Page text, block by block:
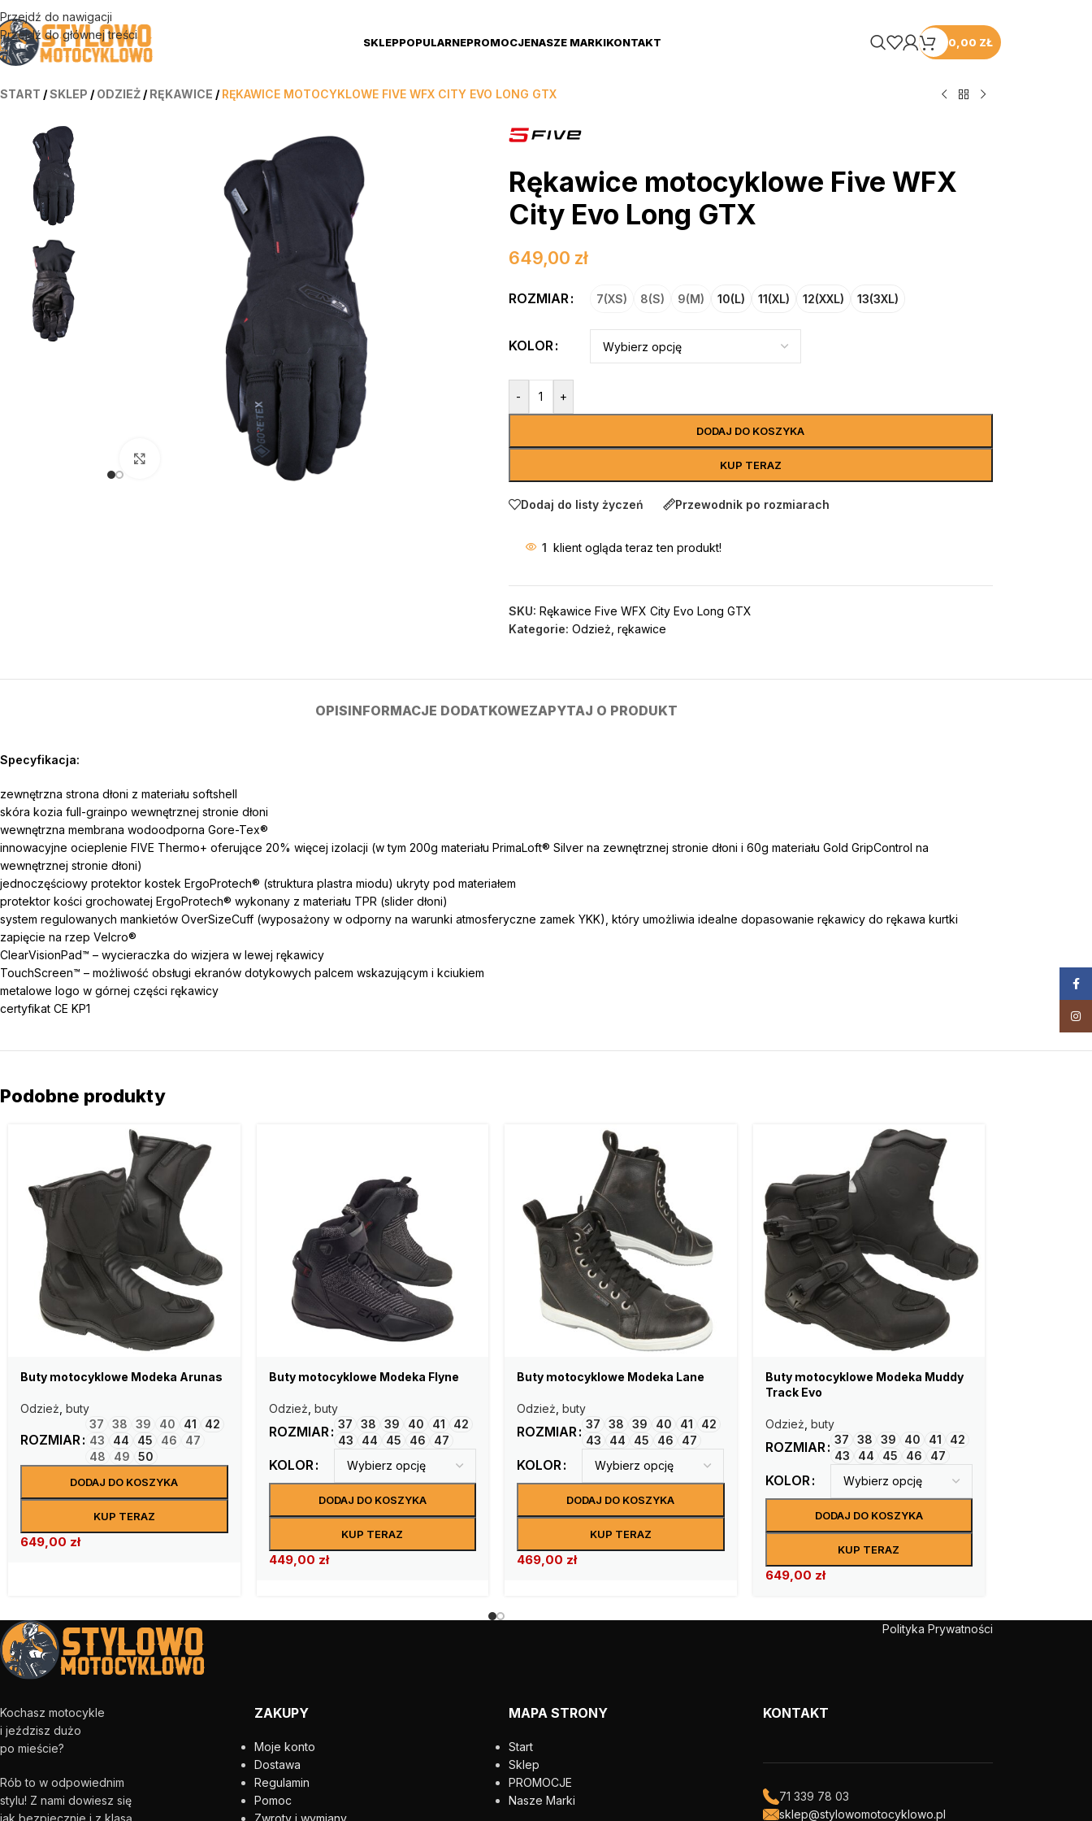
Przejdź do nawigacji
Przejdź do głównej treści
SKLEPPOPULARNEPROMOCJENASZE MARKIKONTAKT 0,00 ZŁ
START /SKLEP / ODZIEŻ / RĘKAWICE / RĘKAWICE MOTOCYKLOWE FIVE WFX CITY EVO LONG GTX
kliknij aby powiększyć
Rękawice motocyklowe Five WFX
City Evo Long GTX
649,00 zł
ROZMIAR 7(XS) 8(S) 9(M) 10(L) 11(XL) 12(XXL) 13(3XL)
KOLOR
- +
DODAJ DO KOSZYKA
KUP TERAZ
Dodaj do listy życzeń Przewodnik po rozmiarach
1 klient ogląda teraz ten produkt!
SKU: Rękawice Five WFX City Evo Long GTX
Kategorie: Odzież rękawice
OPISINFORMACJE DODATKOWEZAPYTAJ O PRODUKT
Specyfikacja:
zewnętrzna strona dłoni z materiału softshell
skóra kozia full-grainpo wewnętrznej stronie dłoni
wewnętrzna membrana wodoodporna Gore-Tex®
innowacyjne ocieplenie FIVE Thermo+ oferujące 20% więcej izolacji (w tym 200g materiału PrimaLoft® Silver na zewnętrznej stronie dłoni i 60g materiału Gold GripControl na
wewnętrznej stronie dłoni)
jednoczęściowy protektor kostek ErgoProtech® (struktura plastra miodu) ukryty pod materiałem
protektor kości grochowatej ErgoProtech® wykonany z materiału TPR (slider dłoni)
system regulowanych mankietów OverSizeCuff (wyposażony w odporny na warunki atmosferyczne zamek YKK), który umożliwia idealne dopasowanie rękawicy do rękawa kurtki
zapięcie na rzep Velcro®
ClearVisionPad™ – wycieraczka do wizjera w lewej rękawicy
TouchScreen™ – możliwość obsługi ekranów dotykowych palcem wskazującym i kciukiem
metalowe logo w górnej części rękawicy
certyfikat CE KP1
Podobne produkty
Buty motocyklowe Modeka Arunas
Odzież buty
ROZMIAR
37 38 39 40 41
42
43
44 45 46
47
48
49 50
DODAJ DO KOSZYKA
KUP TERAZ
649,00 zł
Buty motocyklowe Modeka Flyne
Odzież buty
ROZMIAR 37 38 39 40 41
42
43
44 45 46 47
KOLOR
DODAJ DO KOSZYKA
KUP TERAZ
449,00 zł
Buty motocyklowe Modeka Lane
Odzież buty
ROZMIAR 37 38 39 40 41
42
43
44 45 46 47
KOLOR
DODAJ DO KOSZYKA
KUP TERAZ
469,00 zł
Buty motocyklowe Modeka Muddy
Track Evo
Odzież buty
ROZMIAR 37 38 39 40 41
42
43
44 45 46 47
KOLOR
DODAJ DO KOSZYKA
KUP TERAZ
649,00 zł
Polityka Prywatności
Kochasz motocykle
i jeździsz dużo
po mieście?
Rób to w odpowiednim
stylu! Z nami dowiesz się
jak bezpiecznie i z klasą
ZAKUPY
Moje konto
Dostawa
Regulamin
Pomoc
Zwroty i wymiany
MAPA STRONY
Start
Sklep
PROMOCJE
Nasze Marki
KONTAKT
71 339 78 03
sklep@stylowomotocyklowo.pl